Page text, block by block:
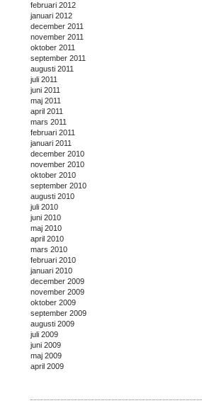
februari 2012
januari 2012
december 2011
november 2011
oktober 2011
september 2011
augusti 2011
juli 2011
juni 2011
maj 2011
april 2011
mars 2011
februari 2011
januari 2011
december 2010
november 2010
oktober 2010
september 2010
augusti 2010
juli 2010
juni 2010
maj 2010
april 2010
mars 2010
februari 2010
januari 2010
december 2009
november 2009
oktober 2009
september 2009
augusti 2009
juli 2009
juni 2009
maj 2009
april 2009